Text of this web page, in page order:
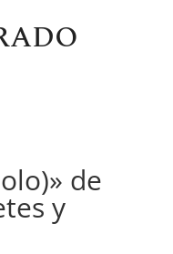
de
y